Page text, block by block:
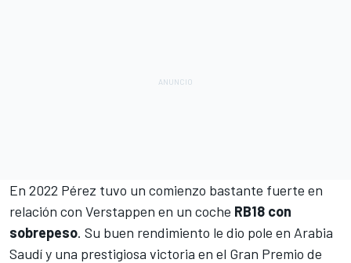
En 2022 Pérez tuvo un comienzo bastante fuerte en
relación con Verstappen en un coche RB18 con
sobrepeso. Su buen rendimiento le dio pole en Arabia
Saudíy una prestigiosa victoria en el Gran Premio de